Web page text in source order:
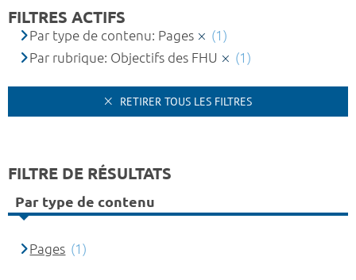
FILTRES ACTIFS
Par type de contenu: Pages
(1)
Par rubrique: Objectifs des FHU
(1)
RETIRER TOUS LES FILTRES
FILTRE DE RÉSULTATS
Par type de contenu
Pages (1)